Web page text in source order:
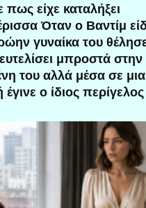
πως είχε καταλήξει
Όταν ο Βαντίμ
γυναίκα του
μπροστά στην
του αλλά μέσα σε μια
έγινε ο ίδιος περίγελος